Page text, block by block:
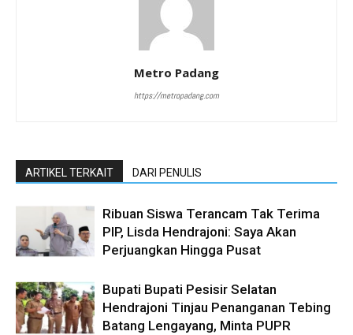
Metro Padang
https://metropadang.com
ARTIKEL TERKAIT DARI PENULIS
Ribuan Siswa Terancam Tak Terima
PIP, Lisda Hendrajoni: Saya Akan
Perjuangkan Hingga Pusat
Bupati Bupati Pesisir Selatan
Hendrajoni Tinjau Penanganan Tebing
Batang Lengayang, Minta PUPR